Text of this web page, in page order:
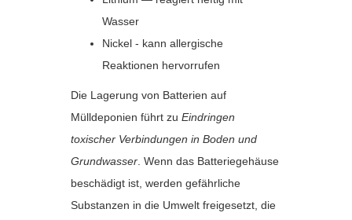
Wasser
Nickel - kann allergische
Reaktionen hervorrufen
Die Lagerung von Batterien auf
Mülldeponien führt zu Eindringen
toxischer Verbindungen in Boden und
Grundwasser. Wenn das Batteriegehäuse
beschädigt ist, werden gefährliche
Substanzen in die Umwelt freigesetzt, die